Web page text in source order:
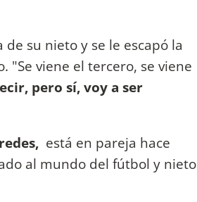
su nieto y se le escapó la
"Se viene el tercero, se viene
pero sí, voy a ser
está en pareja hace
al mundo del fútbol y nieto